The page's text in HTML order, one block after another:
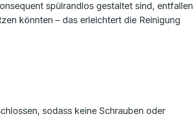
spülrandlos gestaltet sind, entfallen
könnten – das erleichtert die Reinigung
sodass keine Schrauben oder